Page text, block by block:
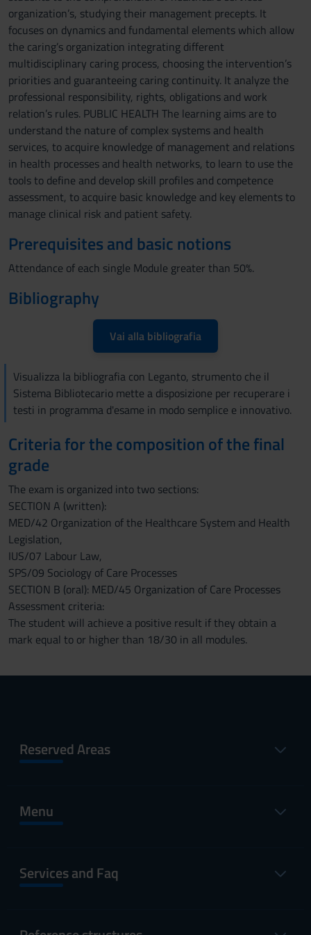
organization’s, studying their management precepts. It
focuses on dynamics and fundamental elements which allow
the caring’s organization integrating different
multidisciplinary caring process, choosing the intervention’s
priorities and guaranteeing caring continuity. It analyze the
professional responsibility, rights, obligations and work
relation’s rules. PUBLIC HEALTH The learning aims are to
understand the nature of complex systems and health
services, to acquire knowledge of management and relations
in health processes and health networks, to learn to use the
tools to define and develop skill profiles and competence
assessment, to acquire basic knowledge and key elements to
manage clinical risk and patient safety.
Prerequisites and basic notions
Attendance of each single Module greater than 50%.
Bibliography
Vai alla bibliografia
Visualizza la bibliografia con Leganto, strumento che il
Sistema Bibliotecario mette a disposizione per recuperare i
testi in programma d'esame in modo semplice e innovativo.
Criteria for the composition of the final
grade
The exam is organized into two sections:
SECTION A (written):
MED/42 Organization of the Healthcare System and Health
Legislation,
IUS/07 Labour Law,
SPS/09 Sociology of Care Processes
SECTION B (oral): MED/45 Organization of Care Processes
Assessment criteria:
The student will achieve a positive result if they obtain a
mark equal to or higher than 18/30 in all modules.
Reserved Areas
Menu
Services and Faq